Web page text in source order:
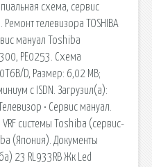
схема, сервис
телевизора TOSHIBA
мануал Toshiba
PE0253. Схема
D, Размер: 6,02 MB;
с ISDN. Загрузил(а):
• Сервис мануал.
системы Toshiba (сервис-
(Япония). Документы
23 RL933RB Жк Led